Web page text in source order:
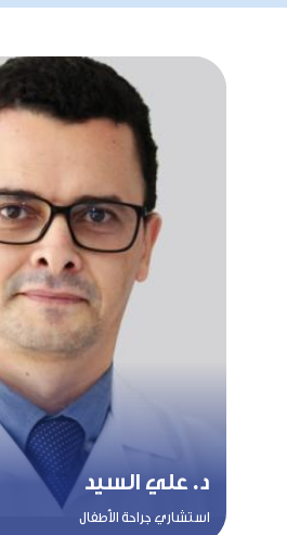
د. علي السيد
استشاري جراحة الأطفال